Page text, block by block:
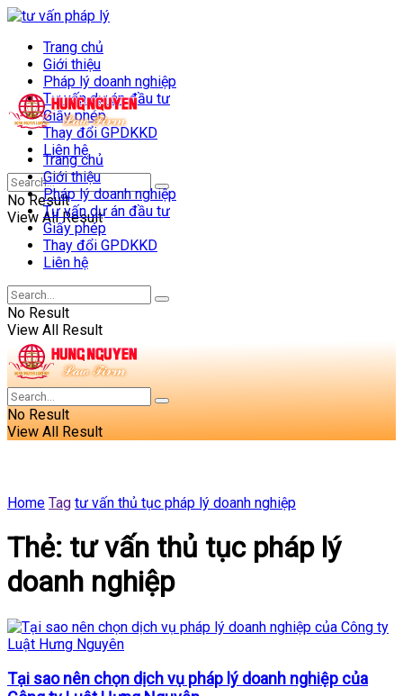
Trang chủ
Giới thiệu
Pháp lý doanh nghiệp
Tư vấn dự án đầu tư
Giấy phép
Thay đổi GPDKKD
Liên hệ
No Result
View All Result
Trang chủ
Giới thiệu
Pháp lý doanh nghiệp
Tư vấn dự án đầu tư
Giấy phép
Thay đổi GPDKKD
Liên hệ
No Result
View All Result
No Result
View All Result
Home Tag tư vấn thủ tục pháp lý doanh nghiệp
Thẻ: tư vấn thủ tục pháp lý
doanh nghiệp
Tại sao nên chọn dịch vụ pháp lý doanh nghiệp của